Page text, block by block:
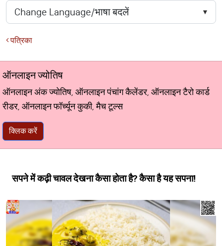
पत्रिका
ऑनलाइन ज्योतिष
ऑनलाइन अंक ज्योतिष, ऑनलाइन पंचांग कैलेंडर, ऑनलाइन टैरो कार्ड
रीडर, ऑनलाइन फॉर्च्यून कुकी, मैच टूल्स
क्लिक करें
सपने में कढ़ी चावल देखना कैसा होता है? कैसा है यह सपना!